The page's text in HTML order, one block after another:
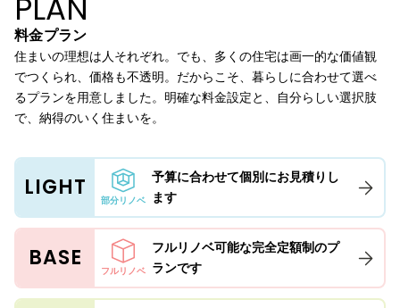
PLAN
料金プラン
住まいの理想は人それぞれ。でも、多くの住宅は画一的な価値観
でつくられ、価格も不透明。だからこそ、暮らしに合わせて選べ
るプランを用意しました。明確な料金設定と、自分らしい選択肢
で、納得のいく住まいを。
LIGHT 部分リノベ
予算に合わせて個別にお見積りし
ます
BASE フルリノベ
フルリノベ可能な完全定額制のプ
ランです